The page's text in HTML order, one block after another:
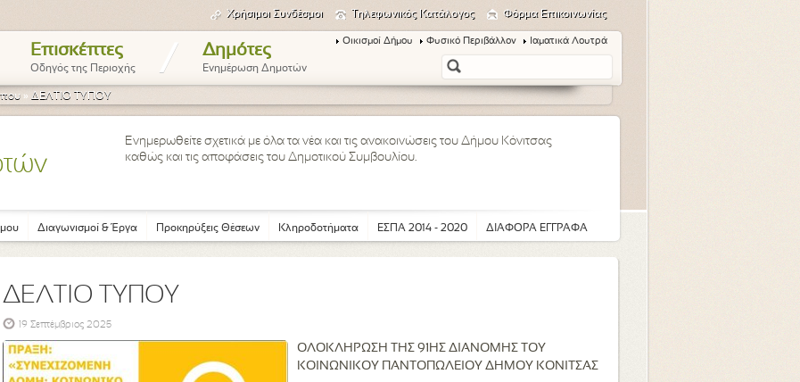
Χρήσιμοι Συνδέσμοι Τηλεφωνικός Κατάλογος Φόρμα Επικοινωνίας
Επισκέπτες
Οδηγός της Περιοχής / Δημότες
Ενημέρωση Δημοτών
Οικισμοί Δήμου Φυσικό Περιβάλλον Ιαματικά Λουτρά
» ΔΕΛΤΙΟ ΤΥΠΟΥ
Ενημερωθείτε σχετικά με όλα τα νέα και τις ανακοινώσεις του Δήμου Κόνιτσας
καθώς και τις αποφάσεις του Δημοτικού Συμβουλίου.
Διαγωνισμοί & Έργα Προκηρύξεις Θέσεων Κληροδοτήματα ΕΣΠΑ 2014 - 2020 ΔΙΑΦΟΡΑ ΕΓΓΡΑΦΑ
ΔΕΛΤΙΟ ΤΥΠΟΥ
19 Σεπτέμβριος 2025
ΟΛΟΚΛΗΡΩΣΗ ΤΗΣ 91ΗΣ ΔΙΑΝΟΜΗΣ ΤΟΥ
ΚΟΙΝΩΝΙΚΟΥ ΠΑΝΤΟΠΩΛΕΙΟΥ ΔΗΜΟΥ ΚΟΝΙΤΣΑΣ